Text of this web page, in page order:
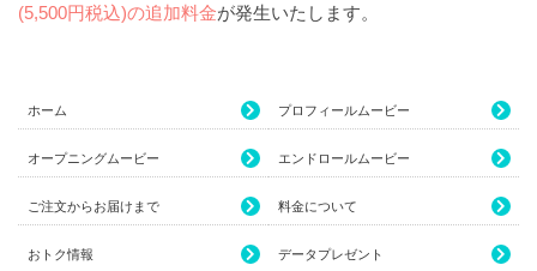
(5,500円税込)の追加料金が発生いたします。
ホーム プロフィールムービー
オープニングムービー エンドロールムービー
ご注文からお届けまで 料金について
おトク情報 データプレゼント